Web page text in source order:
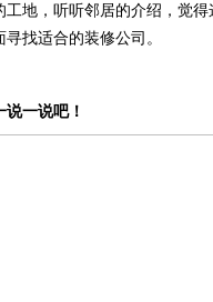
地，听听邻居的介绍，觉
找适合的装修公司。
说一说吧！